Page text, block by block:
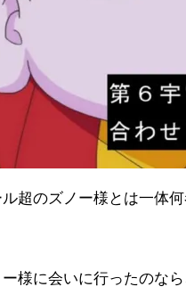
ル超のズノー様とは一体
様に会いに行ったのな